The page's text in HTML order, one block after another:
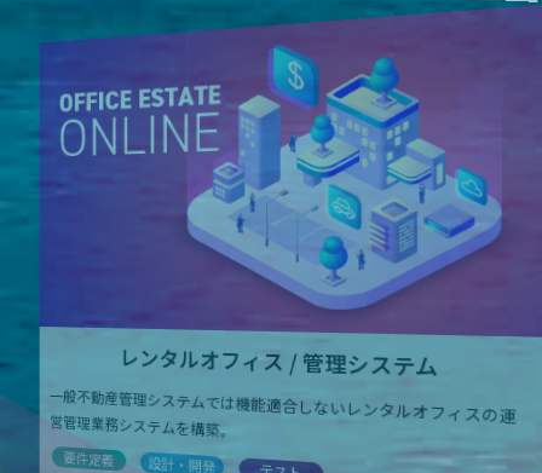
レンタルオフィス / 管理システム
一般不動産管理システムでは機能適合しないレンタルオフィスの運
営管理業務システムを構築。